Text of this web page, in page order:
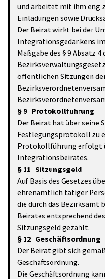
und arbeitet mit ihm eng
Einladungen sowie
Der Beirat wirkt bei der
Integrationsgedankens
Maßgabe des § 9 Absatz 4
öffentlichen Sitzungen
§ 9 Protokollführung
Der Beirat hat über seine
Festlegungsprotokoll zu
Protokollführung erfolgt
Integrationsbeirates.
§ 11 Sitzungsgeld
Auf Basis des Gesetzes
ehrenamtlich tätiger
die durch das Bezirksamt
Beirates entsprechend
Sitzungsgeld gezahlt.
§ 12 Geschäftsordnung
Der Beirat gibt sich
Geschäftsordnung.
Die Geschäftsordnung